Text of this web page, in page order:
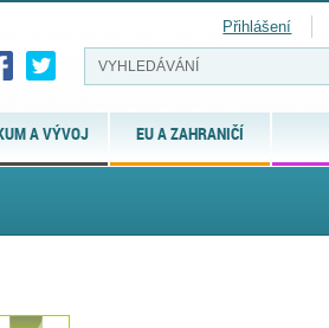
A VÝVOJ EU A ZAHRANIČÍ
Přihlášení